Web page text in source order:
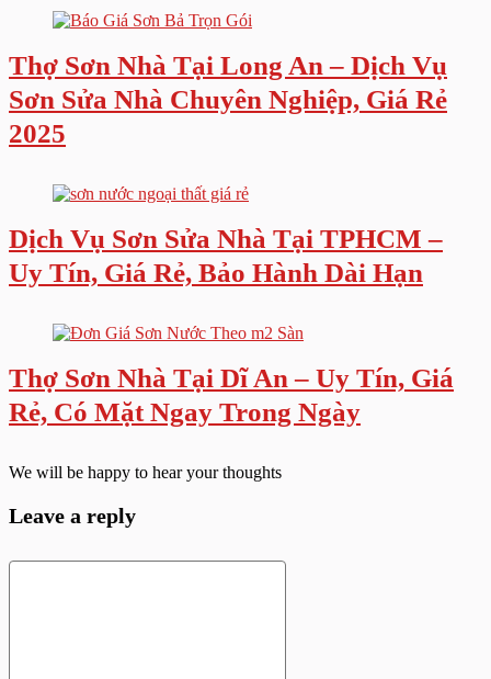
Thợ Sơn Nhà Tại Long An – Dịch Vụ
Sơn Sửa Nhà Chuyên Nghiệp, Giá Rẻ
2025
Dịch Vụ Sơn Sửa Nhà Tại TPHCM –
Uy Tín, Giá Rẻ, Bảo Hành Dài Hạn
Thợ Sơn Nhà Tại Dĩ An – Uy Tín, Giá
Rẻ, Có Mặt Ngay Trong Ngày
We will be happy to hear your thoughts
Leave a reply